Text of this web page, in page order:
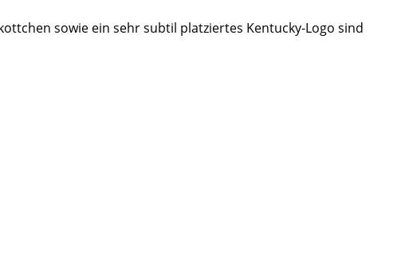
sowie ein sehr subtil platziertes Kentucky-Logo sind